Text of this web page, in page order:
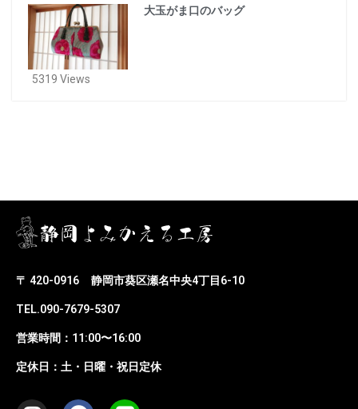
大玉がま口のバッグ
5319 Views
〒 420-0916 静岡市葵区瀬名中央4丁目6-10
TEL.090-7679-5307
営業時間：11:00〜16:00
定休日：土・日曜・祝日定休